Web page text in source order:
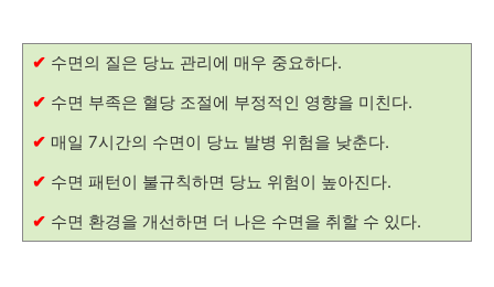
✔ 수면의 질은 당뇨 관리에 매우 중요하다.
✔ 수면 부족은 혈당 조절에 부정적인 영향을 미친다.
✔ 매일 7시간의 수면이 당뇨 발병 위험을 낮춘다.
✔ 수면 패턴이 불규칙하면 당뇨 위험이 높아진다.
✔ 수면 환경을 개선하면 더 나은 수면을 취할 수 있다.